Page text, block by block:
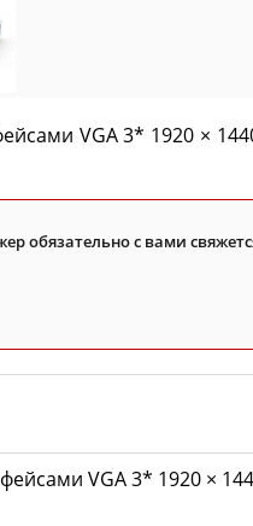
VGA 3* 1920 ×
обязательно с вами
VGA 3* 1920 ×